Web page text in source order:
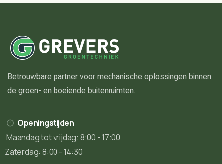
Betrouwbare partner voor mechanische oplossingen binnen
de groen- en boeiende buitenruimten.
Openingstijden
Maandag tot vrijdag: 8:00 - 17:00
Zaterdag: 8:00 - 14:30